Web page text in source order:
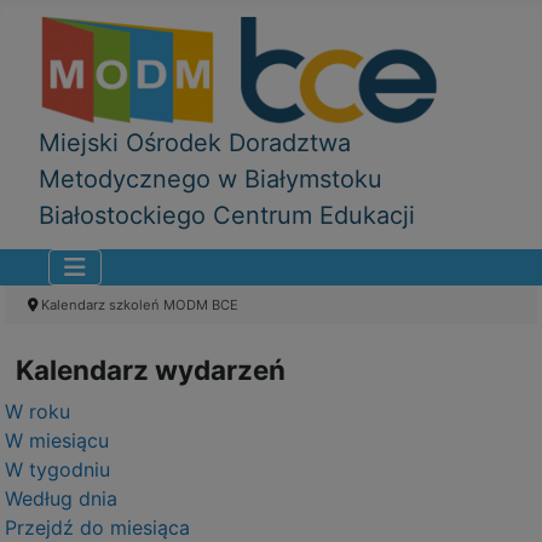
Miejski Ośrodek Doradztwa
Metodycznego w Białymstoku
Białostockiego Centrum Edukacji
Kalendarz szkoleń MODM BCE
Kalendarz wydarzeń
W roku
W miesiącu
W tygodniu
Według dnia
Przejdź do miesiąca